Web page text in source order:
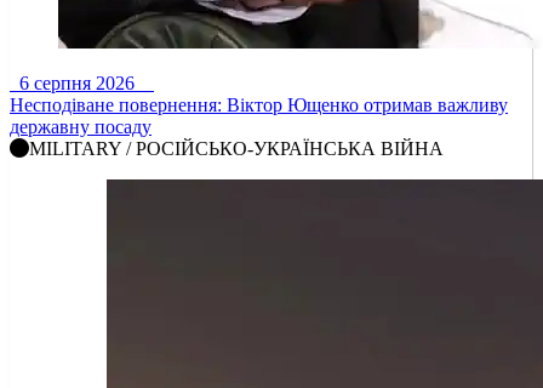
6 серпня 2026
Несподіване повернення: Віктор Ющенко отримав важливу
державну посаду
MILITARY / РОСІЙСЬКО-УКРАЇНСЬКА ВІЙНА